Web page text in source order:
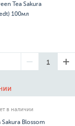
Tea Sakura
100мл
в наличии
Sakura Blossom